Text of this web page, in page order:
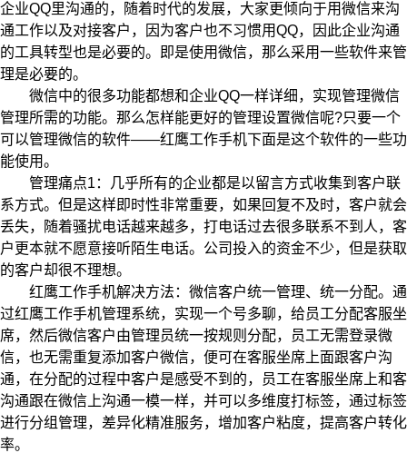
企业QQ里沟通的，随着时代的发展，大家更倾向于用微信来沟
通工作以及对接客户，因为客户也不习惯用QQ，因此企业沟通
的工具转型也是必要的。即是使用微信，那么采用一些软件来管
理是必要的。
微信中的很多功能都想和企业QQ一样详细，实现管理微信
管理所需的功能。那么怎样能更好的管理设置微信呢?只要一个
可以管理微信的软件——红鹰工作手机下面是这个软件的一些功
能使用。
管理痛点1：几乎所有的企业都是以留言方式收集到客户联
系方式。但是这样即时性非常重要，如果回复不及时，客户就会
丢失，随着骚扰电话越来越多，打电话过去很多联系不到人，客
户更本就不愿意接听陌生电话。公司投入的资金不少，但是获取
的客户却很不理想。
红鹰工作手机解决方法：微信客户统一管理、统一分配。通
过红鹰工作手机管理系统，实现一个号多聊，给员工分配客服坐
席，然后微信客户由管理员统一按规则分配，员工无需登录微
信，也无需重复添加客户微信，便可在客服坐席上面跟客户沟
通，在分配的过程中客户是感受不到的，员工在客服坐席上和客
沟通跟在微信上沟通一模一样，并可以多维度打标签，通过标签
进行分组管理，差异化精准服务，增加客户粘度，提高客户转化
率。